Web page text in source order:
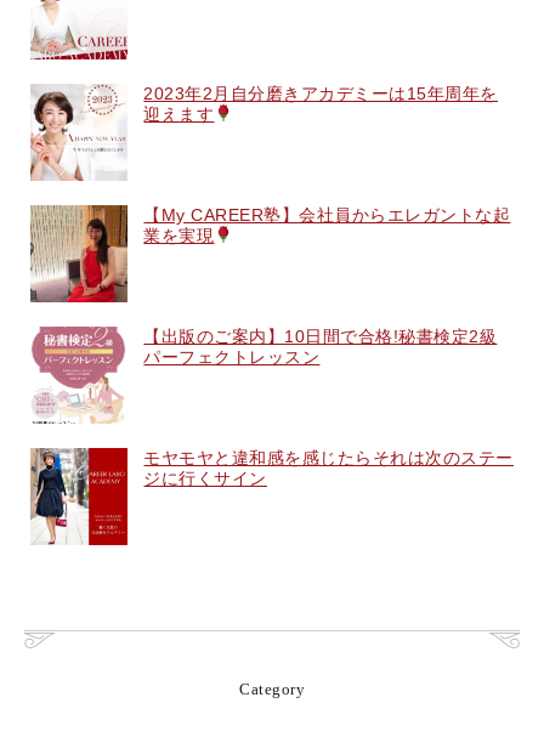
2023年2月自分磨きアカデミーは15年周年を
迎えます
【My CAREER塾】会社員からエレガントな起
業を実現
【出版のご案内】10日間で合格!秘書検定2級
パーフェクトレッスン
モヤモヤと違和感を感じたらそれは次のステー
ジに行くサイン
Category